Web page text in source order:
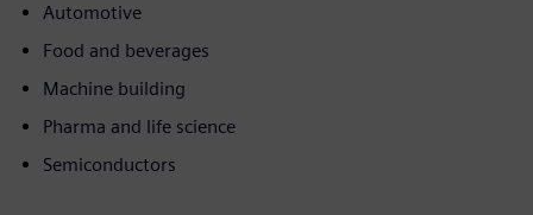
Automotive
Food and beverages
Machine building
Pharma and life science
Semiconductors